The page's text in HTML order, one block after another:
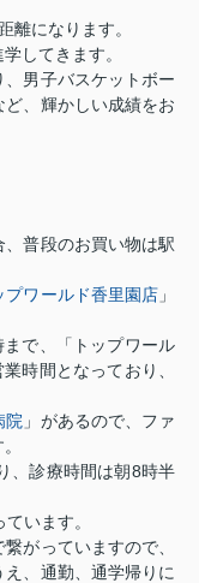
離になります。
してきます。
男子バスケットボー
、輝かしい成績をお
、普段のお買い物は駅
プワールド香里園店 」
まで、「トップワール
時間となっており、
院 」があるので、ファ
、診療時間は朝 8時半
います。
がっていますので、
、通勤、通学帰りに